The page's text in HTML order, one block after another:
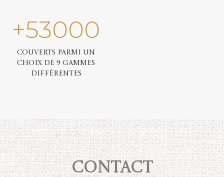
+53000
Couverts parmi un
choix de 9 gammes
différentes
Contact